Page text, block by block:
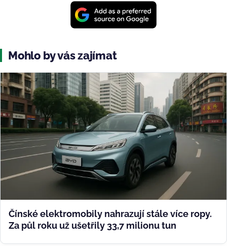
Mohlo by vás zajímat
Čínské elektromobily nahrazují stále více ropy.
Za půl roku už ušetřily 33,7 milionu tun